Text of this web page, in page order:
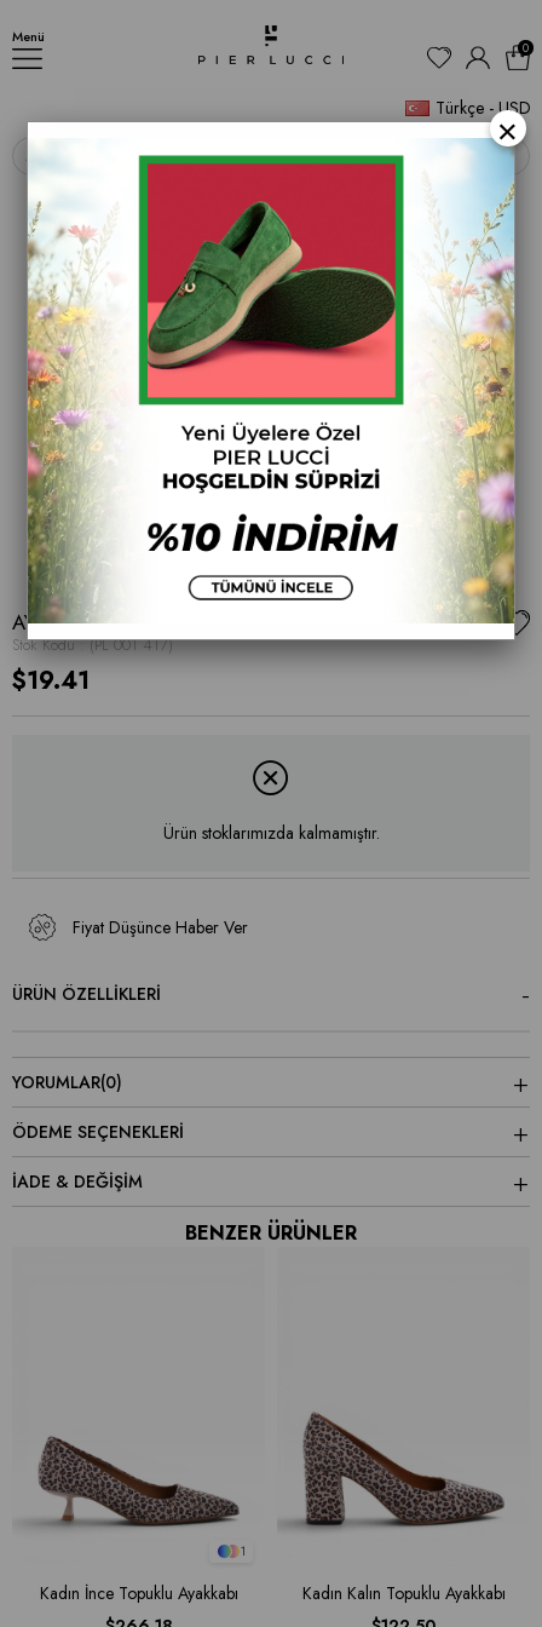
Menü
Türkçe - USD
0
‹ ›
AYAKKABI
Stok Kodu (PL 001 417)
$19.41
Ürün stoklarımızda kalmamıştır.
Fiyat Düşünce Haber Ver
ÜRÜN ÖZELLIKLERI
YORUMLAR(0)
ÖDEME SEÇENEKLERI
İADE & DEĞİŞİM
BENZER ÜRÜNLER
1
Kadın İnce Topuklu Ayakkabı
Kadın Kalın Topuklu Ayakkabı
×